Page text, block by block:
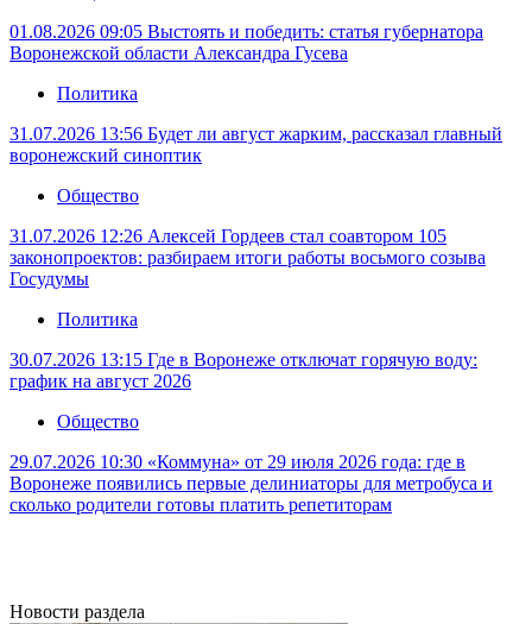
01.08.2026 09:05 Выстоять и победить: статья губернатора
Воронежской области Александра Гусева
Политика
31.07.2026 13:56 Будет ли август жарким, рассказал главный
воронежский синоптик
Общество
31.07.2026 12:26 Алексей Гордеев стал соавтором 105
законопроектов: разбираем итоги работы восьмого созыва
Госудумы
Политика
30.07.2026 13:15 Где в Воронеже отключат горячую воду:
график на август 2026
Общество
29.07.2026 10:30 «Коммуна» от 29 июля 2026 года: где в
Воронеже появились первые делиниаторы для метробуса и
сколько родители готовы платить репетиторам
Новости раздела